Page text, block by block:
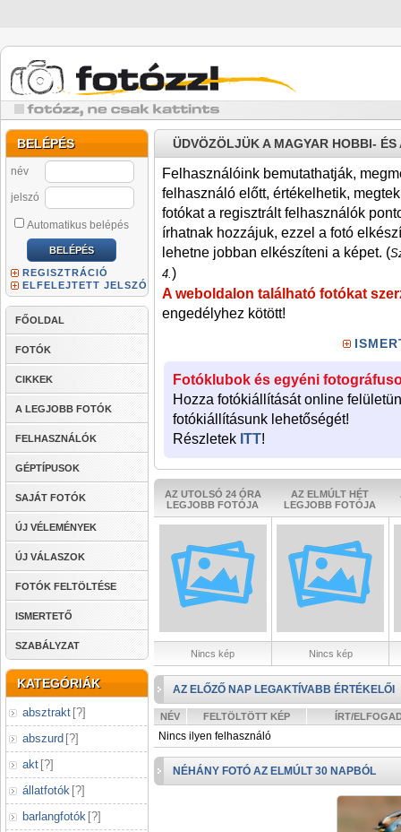
BELÉPÉS
név
jelszó
Automatikus belépés
REGISZTRÁCIÓ
ELFELEJTETT JELSZÓ
FŐOLDAL
FOTÓK
CIKKEK
A LEGJOBB FOTÓK
FELHASZNÁLÓK
GÉPTÍPUSOK
SAJÁT FOTÓK
ÚJ VÉLEMÉNYEK
ÚJ VÁLASZOK
FOTÓK FELTÖLTÉSE
ISMERTETŐ
SZABÁLYZAT
KATEGÓRIÁK
absztrakt [?]
abszurd [?]
akt [?]
állatfotók [?]
barlangfotók [?]
ÜDVÖZÖLJÜK A MAGYAR HOBBI-
Felhasználóink bemutathatják,
felhasználó előtt, értékelhetik,
fotókat a regisztrált felhasználók
írhatnak hozzájuk, ezzel a fotó
lehetne jobban elkészíteni a képet. (
4.)
A weboldalon található fotókat
engedélyhez kötött!
Fotóklubok és egyéni
Hozza fotókiállítását online
fotókiállításunk lehetőségét!
Részletek ITT!
AZ UTOLSÓ 24 ÓRA
LEGJOBB FOTÓJA
AZ ELMÚLT HÉT
LEGJOBB FOTÓJA
Nincs kép Nincs kép
AZ ELŐZŐ NAP LEGAKTÍVABB ÉRTÉKELŐI
NÉV FELTÖLTÖTT KÉP ÍRT/
Nincs ilyen felhasználó
NÉHÁNY FOTÓ AZ ELMÚLT 30 NAPBÓL